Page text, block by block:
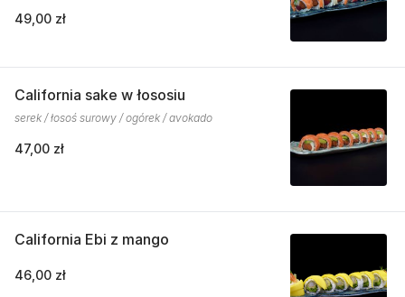
49,00 zł
California sake w łososiu
serek / łosoś surowy / ogórek / avokado
47,00 zł
California Ebi z mango
46,00 zł